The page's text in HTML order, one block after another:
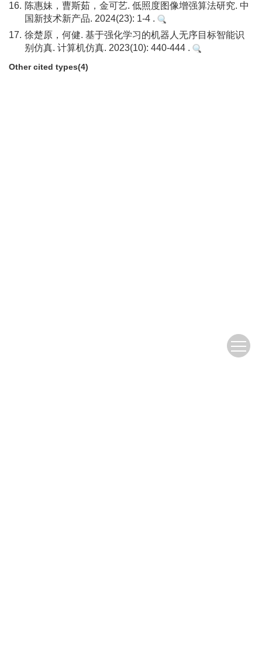
16. 陈惠妹，曹斯茹，金可艺. 低照度图像增强算法研究. 中
国新技术新产品. 2024(23): 1-4 .
17. 徐楚原，何健. 基于强化学习的机器人无序目标智能识
别仿真. 计算机仿真. 2023(10): 440-444 .
Other cited types(4)